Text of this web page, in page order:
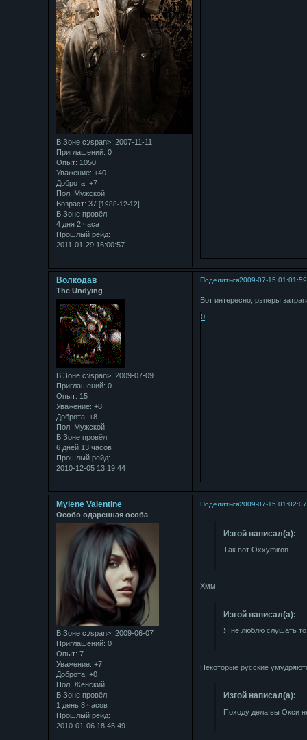
В Зоне с:/span>: 2007-11-11
Приглашений: 0
Опыт: 1050
Уважение: +40
Доброта: +7
Пол: Мужской
Возраст: 37 [1988-12-12]
В Зоне провёл:
4 дня 2 часа
Прошлый рейд:
2011-01-29 16:00:57
Поделиться2009-07-15 01:01:59
Bолкодав
The Undying
В Зоне с:/span>: 2009-07-09
Приглашений: 0
Опыт: 15
Уважение: +8
Доброта: +8
Пол: Мужской
В Зоне провёл:
6 дней 13 часов
Прошлый рейд:
2010-12-05 13:19:44
Вот интересно, рэперы
0
Поделиться2009-07-15 01:02:07
Mylene Valentine
Особо одаренная особа
В Зоне с:/span>: 2009-06-07
Приглашений: 0
Опыт: 7
Уважение: +7
Доброта: +0
Пол: Женский
В Зоне провёл:
1 день 8 часов
Прошлый рейд:
2010-01-06 18:45:49
Изгой написал(а):
Так вот Oxxymiron
Хмм...
Изгой написал(а):
Я не люблю слушать то,
Некоторые русские
Изгой написал(а):
Походу дела вы Окси